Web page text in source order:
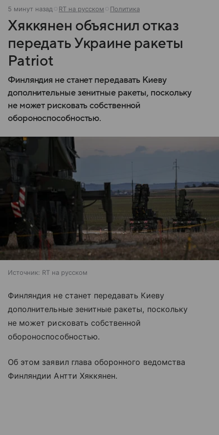
5 минут назад RT на русском Политика
Хяккянен объяснил отказ
передать Украине ракеты
Patriot
Финляндия не станет передавать Киеву
дополнительные зенитные ракеты, поскольку
не может рисковать собственной
обороноспособностью.
Источник: RT на русском
Финляндия не станет передавать Киеву
дополнительные зенитные ракеты, поскольку
не может рисковать собственной
обороноспособностью.
Об этом заявил глава оборонного ведомства
Финляндии Антти Хяккянен.